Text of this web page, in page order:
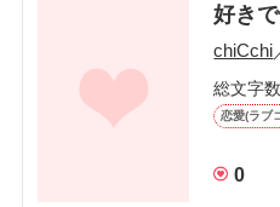
好き
chiCchi
総文字
恋愛(ラブ
0